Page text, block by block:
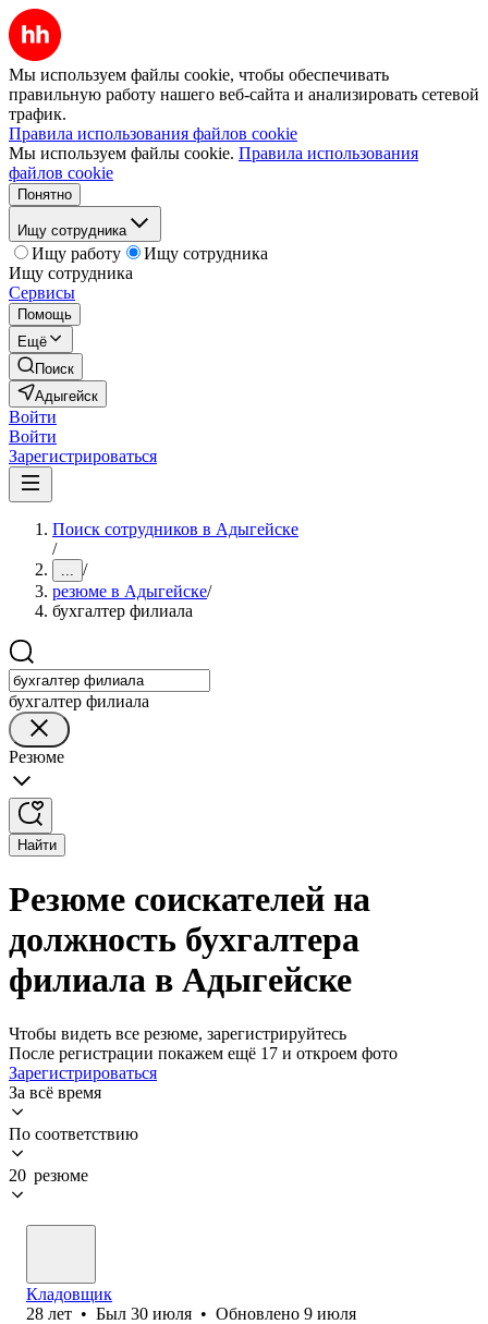
Мы используем файлы cookie, чтобы обеспечивать
правильную работу нашего веб-сайта и анализировать сетевой
трафик.
Правила использования файлов cookie
Мы используем файлы cookie. Правила использования
файлов cookie
Понятно
Ищу сотрудника
Ищу работу
Ищу сотрудника
Ищу сотрудника
Сервисы
Помощь
Ещё
Поиск
Адыгейск
Войти
Войти
Зарегистрироваться
Поиск сотрудников в Адыгейске
/
... /
резюме в Адыгейске/
бухгалтер филиала
бухгалтер филиала
Резюме
Найти
Резюме соискателей на
должность бухгалтера
филиала в Адыгейске
Чтобы видеть все резюме, зарегистрируйтесь
После регистрации покажем ещё 17 и откроем фото
Зарегистрироваться
За всё время
По соответствию
20 резюме
Кладовщик
28 лет • Был 30 июля • Обновлено 9 июля